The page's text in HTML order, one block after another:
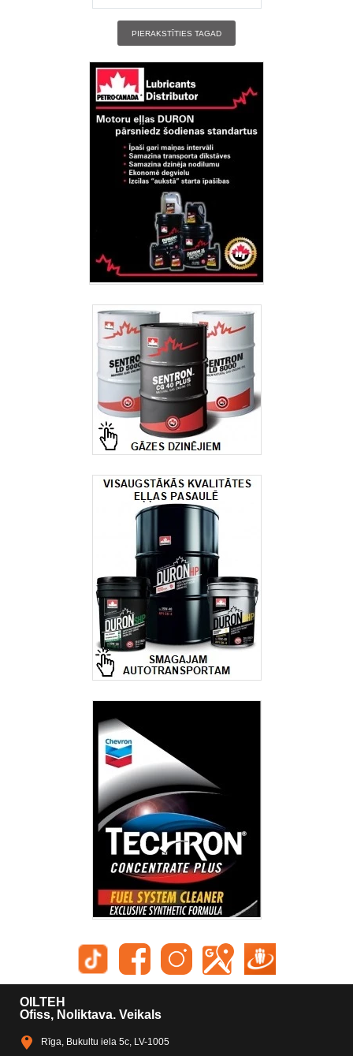
OILTEH
Ofiss, Noliktava. Veikals
Rīga, Bukultu iela 5c, LV-1005